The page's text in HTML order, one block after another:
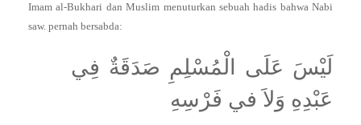
Imam al-Bukhari dan Muslim menuturkan sebuah hadis bahwa Nabi
saw. pernah bersabda:
لَيْسَ عَلَى الْمُسْلِمِ صَدَقَةٌ فِي
عَبْدِهِ وَلاَ في فَرْسِهِ